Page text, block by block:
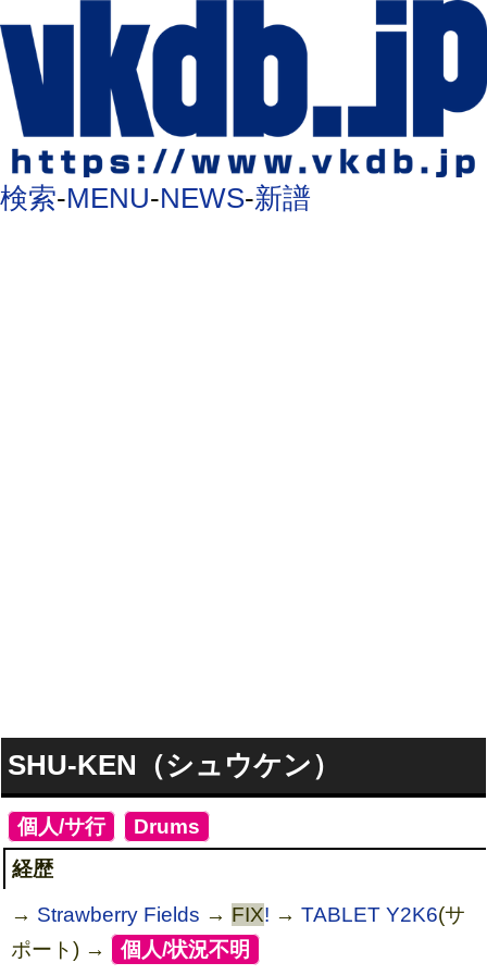
検索-MENU-NEWS-新譜
SHU-KEN（シュウケン）
個人/サ行] Drums
経歴
→ Strawberry Fields → FIX! →TABLET Y2K6(サ
ポート) →
[個人/状況不明